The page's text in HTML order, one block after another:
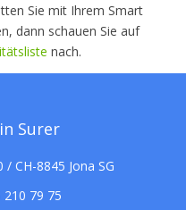
Sie mit Ihrem Smart
dann schauen Sie auf
nach.
Surer
CH-8845 Jona SG
210 79 75